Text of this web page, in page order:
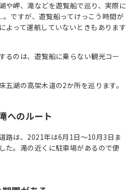
や岬、滝などを遊覧船で巡り、実際に
。ですが、遊覧船ってけっこう時間が
よって運航していないときもあります
るのは、遊覧船に乗らない観光コー
湖の高架木道の2か所を巡ります。
へのルート
路は、2021年は6月1日～10月3日ま
た。滝の近くに駐車場があるので便